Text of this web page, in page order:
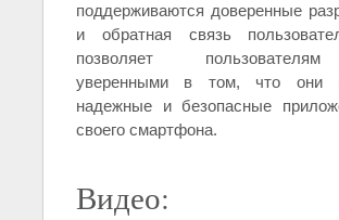
поддерживаются доверенные
и обратная связь
позволяет
уверенными в том, что они
надежные и безопасные
своего смартфона.
Видео: